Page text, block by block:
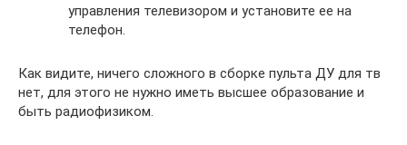
управления телевизором и установите ее на
телефон.
Как видите, ничего сложного в сборке пульта ДУ для тв
нет, для этого не нужно иметь высшее образование и
быть радиофизиком.